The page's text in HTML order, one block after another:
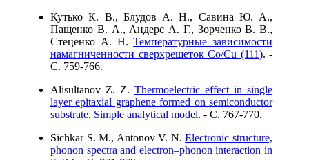
Кутько К. В., Блудов А. Н., Савина Ю. А.,
Пащенко В. А., Андерс А. Г., Зорченко В. В.,
Стеценко А. Н.Температурные зависимости
намагниченности сверхрешеток Co/Cu (111). -
C. 759-766.
Alisultanov Z. Z. Thermoelectric effect in single
layer epitaxial graphene formed on semiconductor
substrate. Simple analytical model. - C. 767-770.
Sichkar S. M., Antonov V. N.Electronic structure,
phonon spectra and electron–phonon interaction in